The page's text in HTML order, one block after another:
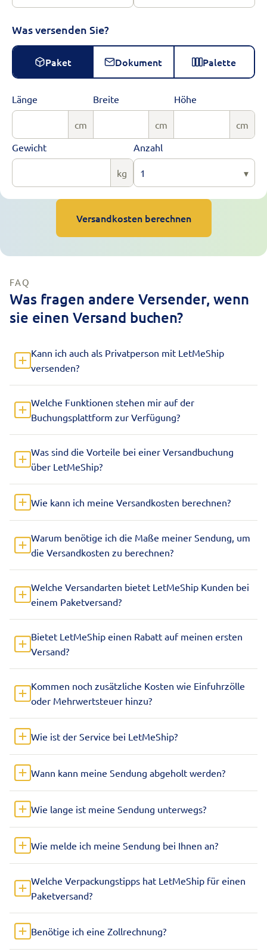
Was versenden Sie?
Paket Dokument Palette
Länge Breite Höhe
cm cm
cm
Gewicht
kg
Anzahl
1 ▾
Versandkosten berechnen
FAQ
Was fragen andere Versender, wenn
sie einen Versand buchen?
Kann ich auch als Privatperson mit LetMeShip
versenden?
Welche Funktionen stehen mir auf der
Buchungsplattform zur Verfügung?
Was sind die Vorteile bei einer Versandbuchung
über LetMeShip?
Wie kann ich meine Versandkosten berechnen?
Warum benötige ich die Maße meiner Sendung, um
die Versandkosten zu berechnen?
Welche Versandarten bietet LetMeShip Kunden bei
einem Paketversand?
Bietet LetMeShip einen Rabatt auf meinen ersten
Versand?
Kommen noch zusätzliche Kosten wie Einfuhrzölle
oder Mehrwertsteuer hinzu?
Wie ist der Service bei LetMeShip?
Wann kann meine Sendung abgeholt werden?
Wie lange ist meine Sendung unterwegs?
Wie melde ich meine Sendung bei Ihnen an?
Welche Verpackungstipps hat LetMeShip für einen
Paketversand?
Benötige ich eine Zollrechnung?